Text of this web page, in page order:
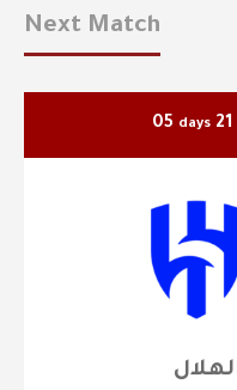
Next Match
05 days 21